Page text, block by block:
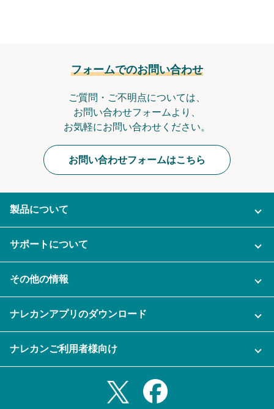
フォームでのお問い合わせ
ご質問・ご不明点については、
お問い合わせフォームより、
お気軽にお問い合わせください。
お問い合わせフォームはこちら
製品について
ご利用企業様の声
セキュリティ
資料をダウンロードする
サポートについて
充実サポート
その他の情報
セミナー一覧
ナレカンアプリのダウンロード
ナレカンご利用者様向け